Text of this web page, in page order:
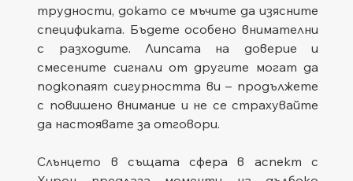
трудности, докато се мъчите да изясните
спецификата. Бъдете особено внимателни
с разходите. Липсата на доверие и
смесените сигнали от другите могат да
подкопаят сигурността ви – продължете
с повишено внимание и не се страхувайте
да настоявате за отговори.
Слънцето в същата сфера в аспект с